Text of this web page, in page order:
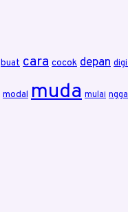
buat cara cocok depan
modal muda mulai